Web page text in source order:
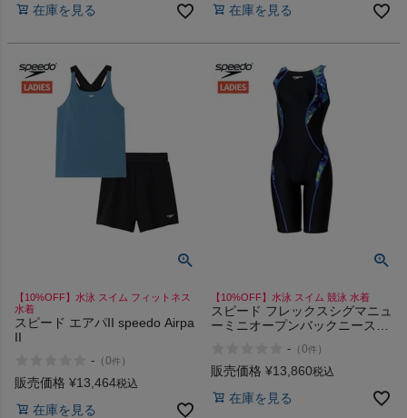
在庫を見る 在庫を見る
【10%OFF】水泳 スイム フィットネス
水着
スピード エアパII speedo Airpa
II
- （0件 ）
販売価格 ¥13,464税込
在庫を見る
【10%OFF】水泳 スイム 競泳 水着
スピード フレックスシグマニュ
ーミニオープンバックニースキ
Openback Kneeskin
- （0件 ）
販売価格 ¥13,860税込
在庫を見る